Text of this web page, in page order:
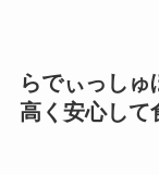
らでぃっし
高く安心して